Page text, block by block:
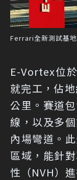
Ferrari全新測試基
E-Vortex位
就完工，佔
公里。賽道
線，以及多
內場彎道。
區域，能針
性（NVH）